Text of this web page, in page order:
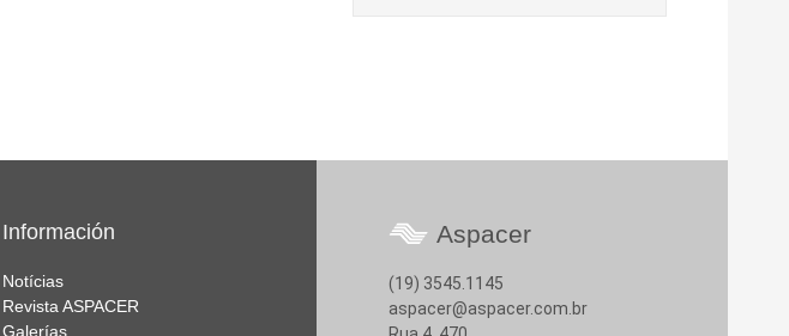
Información
Notícias
Revista ASPACER
Galerías
Aspacer
(19) 3545.1145
aspacer@aspacer.com.br